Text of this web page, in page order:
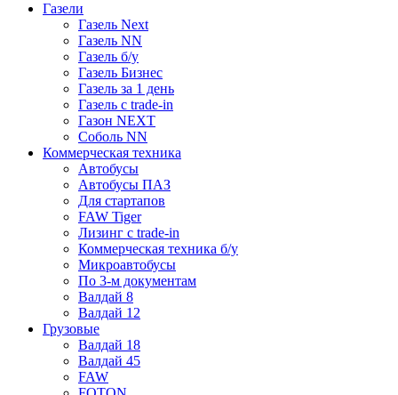
Газели
Газель Next
Газель NN
Газель б/у
Газель Бизнес
Газель за 1 день
Газель с trade-in
Газон NEXT
Соболь NN
Коммерческая техника
Автобусы
Автобусы ПАЗ
Для стартапов
FAW Tiger
Лизинг с trade-in
Коммерческая техника б/у
Микроавтобусы
По 3-м документам
Валдай 8
Валдай 12
Грузовые
Валдай 18
Валдай 45
FAW